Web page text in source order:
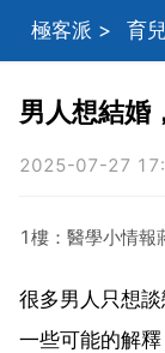
極客派 > 育兒
男人想結婚
2025-07-27
1樓：醫學小情報
很多男人只想
一些可能的解釋